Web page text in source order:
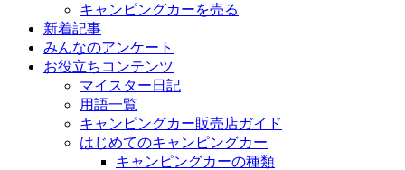
キャンピングカーを売る
新着記事
みんなのアンケート
お役立ちコンテンツ
マイスター日記
用語一覧
キャンピングカー販売店ガイド
はじめてのキャンピングカー
キャンピングカーの種類